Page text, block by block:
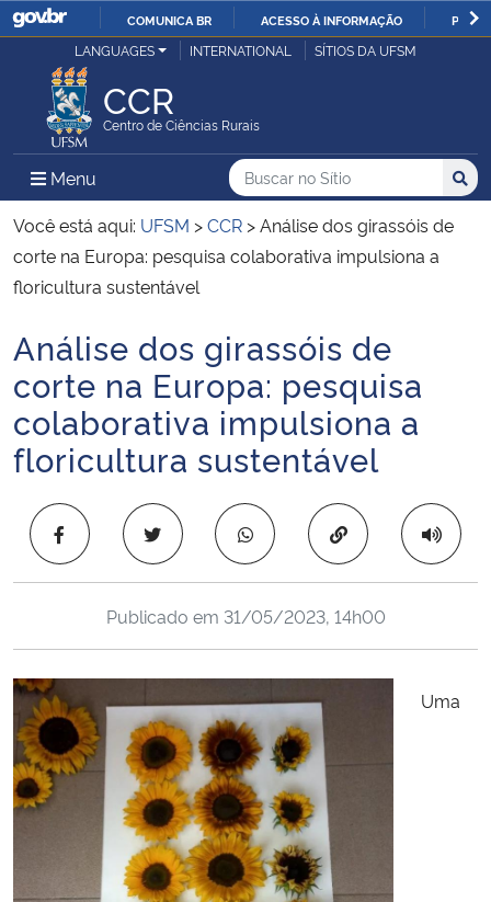
IR
COMUNICA BR ACESSO À INFORMAÇÃO
Ministério da Justiça e Segurança Pública
Ministério da Defesa
Ministério das Relações Exteriores
Ministério da Economia
Ministério da Infraestrutura
Ministério da Agricultura, Pecuária e Abastecimento
Ministério da Educação
Ministério da Cidadania
Ministério da Saúde
Ministério de Minas e Energia
Ministério da Ciência, Tecnologia, Inovações e Comunicações
Ministério do Meio Ambiente
Ministério do Turismo
Ministério do Desenvolvimento Regional
LANGUAGES INTERNATIONAL SÍTIOS DA UFSM
CCR
Centro de Ciências Rurais
Menu Menu Principal do Sítio
Busca
Buscar no no Sítio
Busca:
Você está aqui: UFSM >CCR >Análise dos girassóis de
corte na Europa: pesquisa colaborativa impulsiona a
floricultura sustentável
Início do conteúdo
Análise dos girassóis de
corte na Europa: pesquisa
colaborativa impulsiona a
floricultura sustentável
Copiar para área
Publicado em 31/05/2023, 14h00
Uma